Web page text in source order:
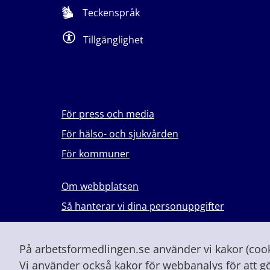
På arbetsformedlingen.se använder vi kakor
Vi använder också kakor för webbanalys för att
Teckenspråk
Tillgänglighet
För press och media
För hälso- och sjukvården
För kommuner
Om webbplatsen
Så hanterar vi dina personuppgifter
Lever du med våld i en nära relation?
Vid höjd beredskap och krig